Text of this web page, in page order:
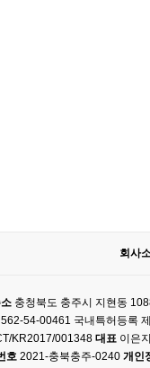
회사
충청북도 충주시 지현동
562-54-00461 국내특허등록
KR2017/001348 대표 이은지
호 2021-충북충주-0240 개인